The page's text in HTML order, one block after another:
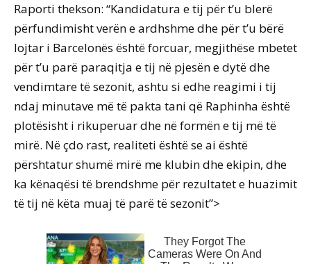
Raporti thekson: “Kandidatura e tij për t’u blerë
përfundimisht verën e ardhshme dhe për t’u bërë
lojtar i Barcelonës është forcuar, megjithëse mbetet
për t’u parë paraqitja e tij në pjesën e dytë dhe
vendimtare të sezonit, ashtu si edhe reagimi i tij
ndaj minutave më të pakta tani që Raphinha është
plotësisht i rikuperuar dhe në formën e tij më të
mirë. Në çdo rast, realiteti është se ai është
përshtatur shumë mirë me klubin dhe ekipin, dhe
ka kënaqësi të brendshme për rezultatet e huazimit
të tij në këta muaj të parë të sezonit”>